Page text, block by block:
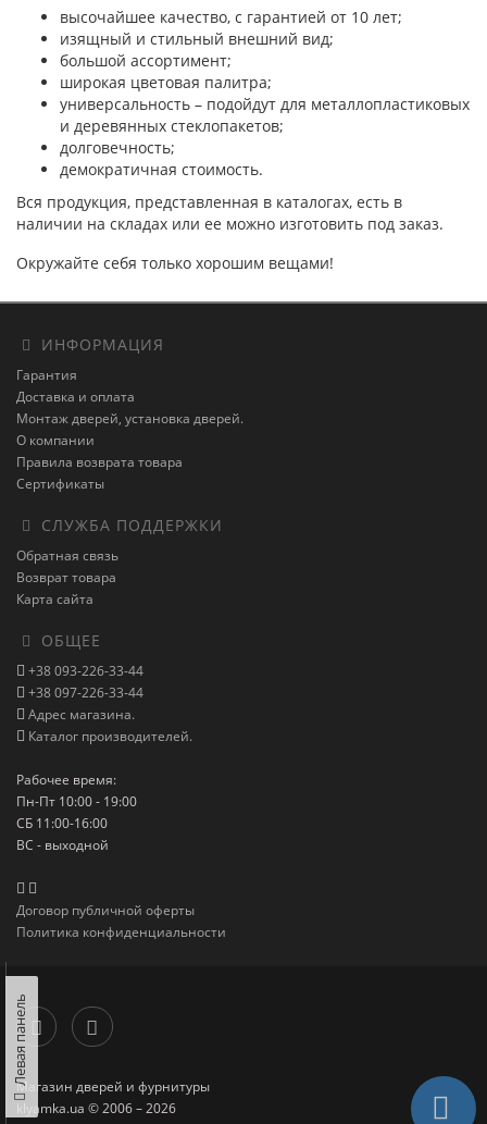
высочайшее качество, с гарантией от 10 лет;
изящный и стильный внешний вид;
большой ассортимент;
широкая цветовая палитра;
универсальность – подойдут для металлопластиковых
и деревянных стеклопакетов;
долговечность;
демократичная стоимость.
Вся продукция, представленная в каталогах, есть в
наличии на складах или ее можно изготовить под заказ.
Окружайте себя только хорошим вещами!
ИНФОРМАЦИЯ
Гарантия
Доставка и оплата
Монтаж дверей, установка дверей.
О компании
Правила возврата товара
Сертификаты
СЛУЖБА ПОДДЕРЖКИ
Обратная связь
Возврат товара
Карта сайта
ОБЩЕЕ
+38 093-226-33-44
+38 097-226-33-44
Адрес магазина.
Каталог производителей.
Рабочее время:
Пн-Пт 10:00 - 19:00
СБ 11:00-16:00
ВС - выходной
Договор публичной оферты
Политика конфиденциальности
Магазин дверей и фурнитуры
klyamka.ua © 2006 – 2026
Левая панель